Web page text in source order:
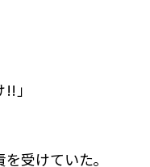
」
受けていた。